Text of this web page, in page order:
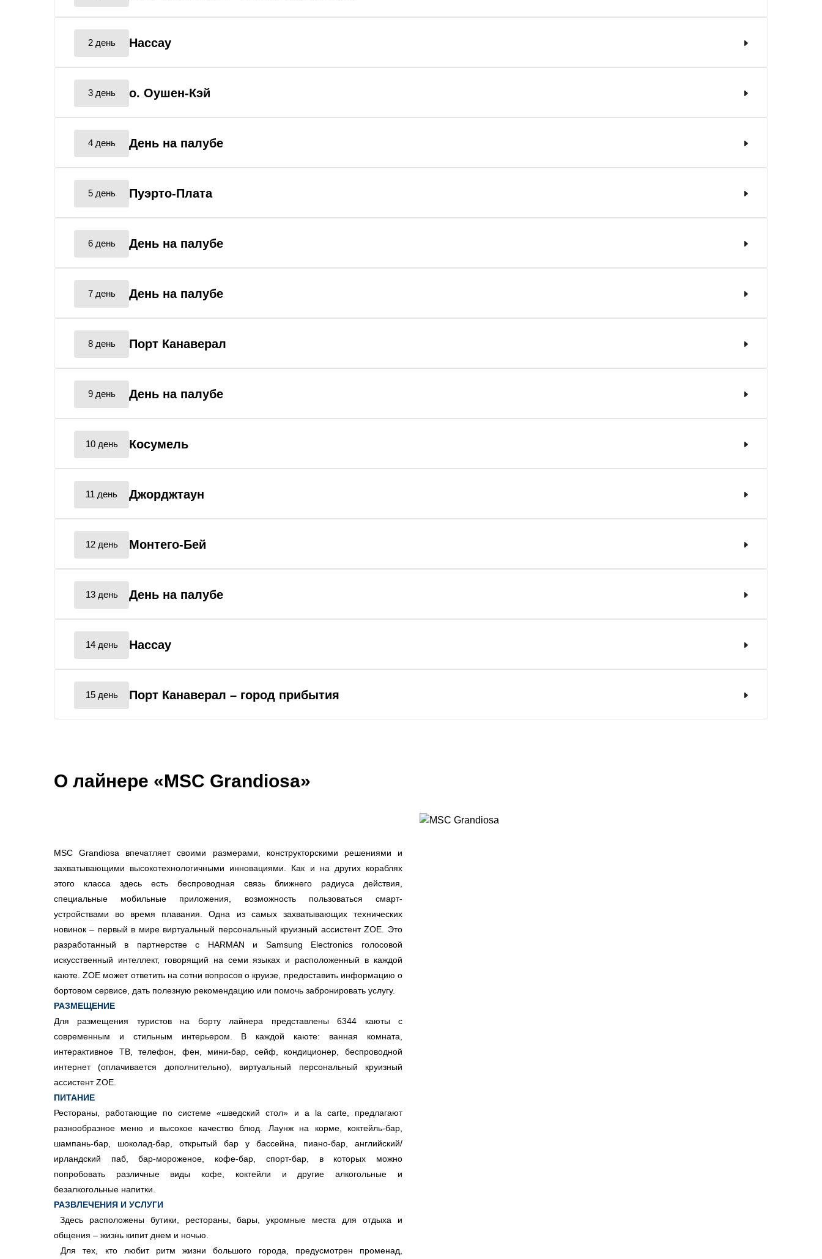
2 день Нассау
3 день о. Оушен-Кэй
4 день День на палубе
5 день Пуэрто-Плата
6 день День на палубе
7 день День на палубе
8 день Порт Канаверал
9 день День на палубе
10 день Косумель
11 день Джорджтаун
12 день Монтего-Бей
13 день День на палубе
14 день Нассау
15 день Порт Канаверал – город прибытия
О лайнере «MSC Grandiosa»
MSC Grandiosa впечатляет своими размерами, конструкторскими решениями и
захватывающими высокотехнологичными инновациями. Как и на других кораблях
этого класса здесь есть беспроводная связь ближнего радиуса действия,
специальные мобильные приложения, возможность пользоваться смарт-
устройствами во время плавания. Одна из самых захватывающих технических
новинок – первый в мире виртуальный персональный круизный ассистент ZOE. Это
разработанный в партнерстве с HARMAN и Samsung Electronics голосовой
искусственный интеллект, говорящий на семи языках и расположенный в каждой
каюте. ZOE может ответить на сотни вопросов о круизе, предоставить информацию о
бортовом сервисе, дать полезную рекомендацию или помочь забронировать услугу.
РАЗМЕЩЕНИЕ
Для размещения туристов на борту лайнера представлены 6344 каюты с
современным и стильным интерьером. В каждой каюте: ванная комната,
интерактивное ТВ, телефон, фен, мини-бар, сейф, кондиционер, беспроводной
интернет (оплачивается дополнительно), виртуальный персональный круизный
ассистент ZOE.
ПИТАНИЕ
Рестораны, работающие по системе «шведский стол» и a la carte, предлагают
разнообразное меню и высокое качество блюд. Лаунж на корме, коктейль-бар,
шампань-бар, шоколад-бар, открытый бар у бассейна, пиано-бар, английский/
ирландский паб, бар-мороженое, кофе-бар, спорт-бар, в которых можно
попробовать различные виды кофе, коктейли и другие алкогольные и
безалкогольные напитки.
РАЗВЛЕЧЕНИЯ И УСЛУГИ
Здесь расположены бутики, рестораны, бары, укромные места для отдыха и
общения – жизнь кипит днем и ночью.
Для тех, кто любит ритм жизни большого города, предусмотрен променад,